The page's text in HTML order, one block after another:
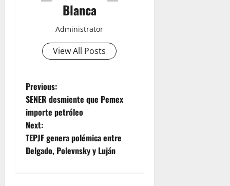
Blanca
Administrator
View All Posts
P
o
s
t
Previous:
SENER desmiente que Pemex
importe petróleo
Next:
TEPJF genera polémica entre
Delgado, Polevnsky y Luján